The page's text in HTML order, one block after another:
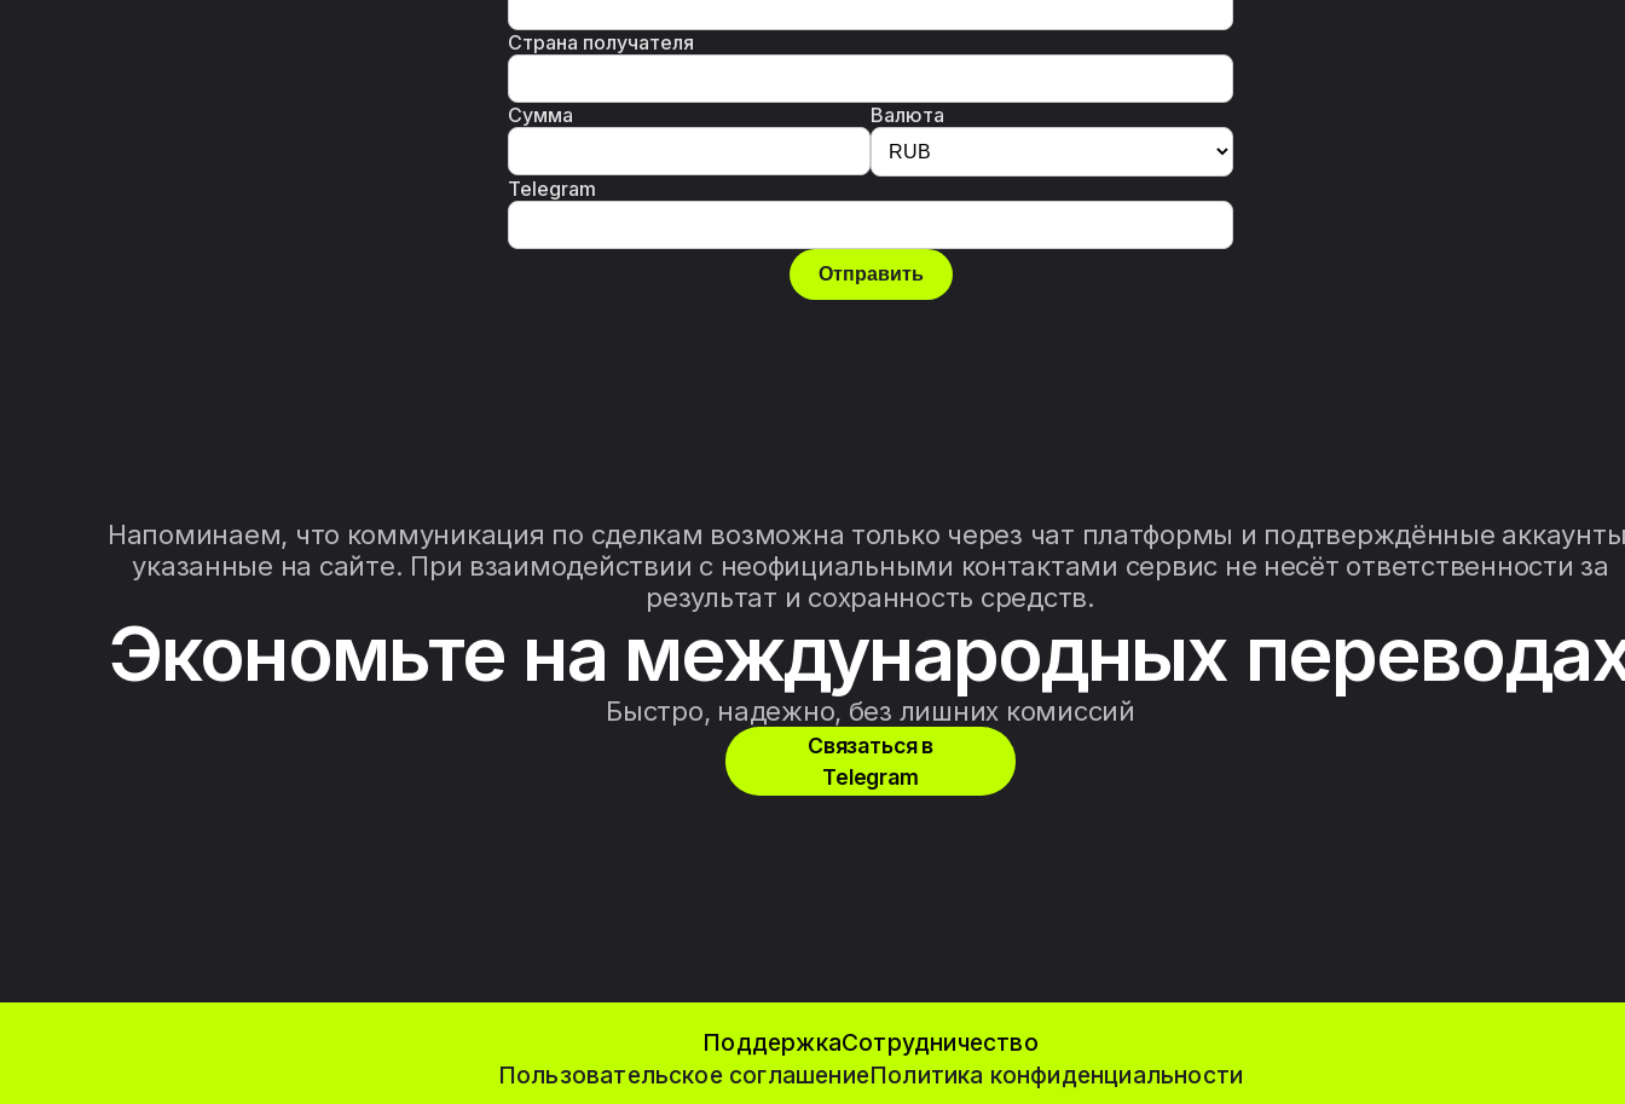
Страна получателя
Сумма Валюта
Telegram
Отправить
Напоминаем, что коммуникация по сделкам возможна только через чат платформы и подтверждённые
указанные на сайте. При взаимодействии с неофициальными контактами сервис не несёт ответственности за
результат и сохранность средств.
Экономьте на международных
Быстро, надежно, без лишних комиссий
Связаться в
Telegram
ПоддержкаСотрудничество
Пользовательское соглашениеПолитика конфиденциальности